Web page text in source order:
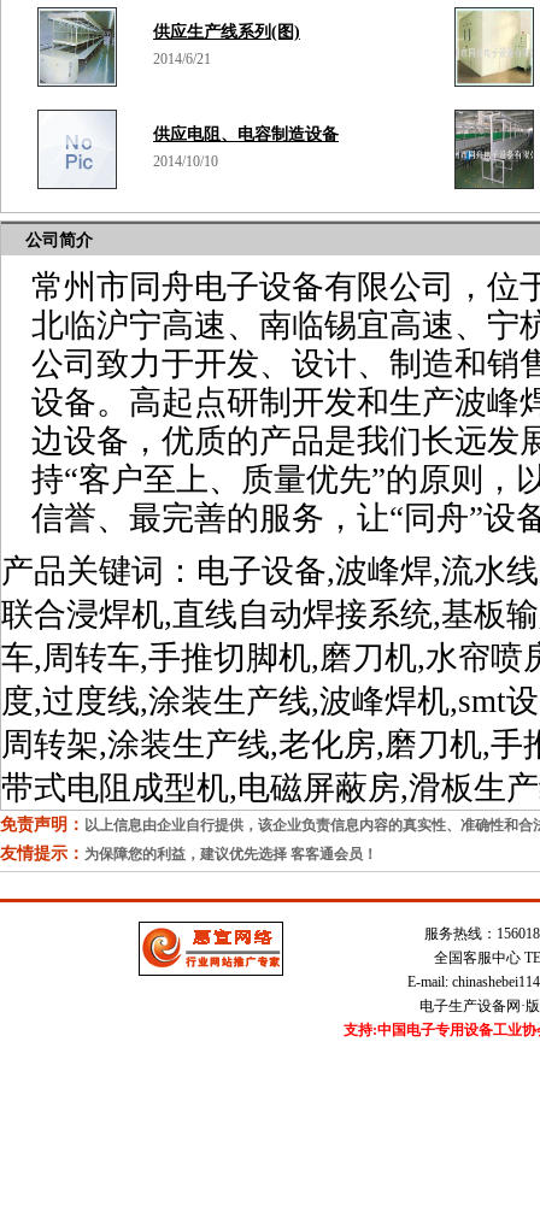
供应生产线系列(图)
2014/6/21
供应电阻、电容制造设备
2014/10/10
公司简介
常州市同舟电子设备有限公司，位
北临沪宁高速、南临锡宜高速、宁
公司致力于开发、设计、制造和销
设备。高起点研制开发和生产波峰
边设备，优质的产品是我们长远发
持“客户至上、质量优先”的原则，
信誉、最完善的服务，让“同舟”设
产品关键词：电子设备,波峰焊,流水
联合浸焊机,直线自动焊接系统,基板
车,周转车,手推切脚机,磨刀机,水帘喷
度,过度线,涂装生产线,波峰焊机,smt
周转架,涂装生产线,老化房,磨刀机,
带式电阻成型机,电磁屏蔽房,滑板生
免责声明：
友情提示：
以上信息由企业自行提供，该企业负责信息内容的真实性、准确性和
为保障您的利益，建议优先选择 客客通会员！
服务热线：
全国客服中心
E-mail:
电子生产设备网·
支持:中国电子专用设备工业协